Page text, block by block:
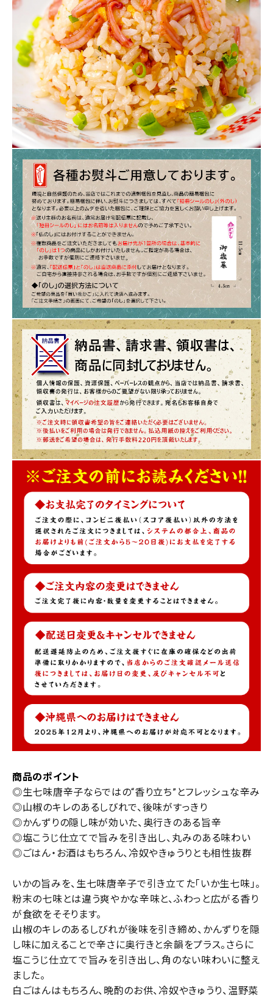
商品のポイント
◎生七味唐辛子ならではの“香り立ち”とフレッシュな辛み
◎山椒のキレのあるしびれで、後味がすっきり
◎かんずりの隠し味が効いた、奥行きのある旨辛
◎塩こうじ仕立てで旨みを引き出し、丸みのある味わい
◎ごはん・お酒はもちろん、冷奴やきゅうりとも相性抜群
いかの旨みを、生七味唐辛子で引き立てた「いか生七味」。
粉末の七味とは違う爽やかな辛味と、ふわっと広がる香り
が食欲をそそります。
山椒のキレのあるしびれが後味を引き締め、かんずりを隠
し味に加えることで辛さに奥行きと余韻をプラス。さらに
塩こうじ仕立てで旨みを引き出し、角のない味わいに整え
ました。
白ごはんはもちろん、晩酌のお供、冷奴やきゅうり、温野菜